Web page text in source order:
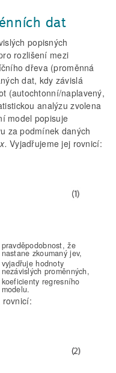
dat
popisných
rozlišení mezi
dřeva (proměnná
dat, kdy závislá
(autochtonní/naplavený,
analýzu zvolena
model popisuje
za podmínek daných
x.Vyjadřujeme jej rovnicí:
pravděpodobnost, že
nastane zkoumaný jev,
vyjadřuje hodnoty
nezávislých proměnných,
koeficienty regresního
modelu.
rovnicí: